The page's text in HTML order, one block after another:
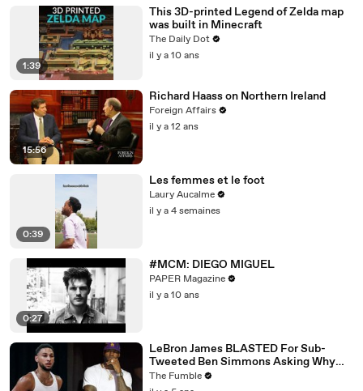
1:39
This 3D-printed Legend of Zelda map
was built in Minecraft
The Daily Dot
il y a 10 ans
15:56
Richard Haass on Northern Ireland
Foreign Affairs
il y a 12 ans
0:39
Les femmes et le foot
Laury Aucalme
il y a 4 semaines
0:27
#MCM: DIEGO MIGUEL
PAPER Magazine
il y a 10 ans
LeBron James BLASTED For Sub-
Tweeted Ben Simmons Asking Why
Players Practice Moves They NEVER
Use
The Fumble